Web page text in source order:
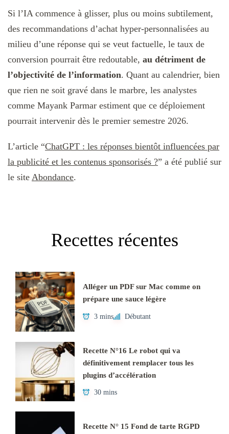
Si l’IA commence à glisser, plus ou moins subtilement,
des recommandations d’achat hyper-personnalisées au
milieu d’une réponse qui se veut factuelle, le taux de
conversion pourrait être redoutable, au détriment de
l’objectivité de l’information. Quant au calendrier, bien
que rien ne soit gravé dans le marbre, les analystes
comme Mayank Parmar estiment que ce déploiement
pourrait intervenir dès le premier semestre 2026.
L’article “ChatGPT : les réponses bientôt influencées par
la publicité et les contenus sponsorisés ?” a été publié sur
le site Abondance.
Recettes récentes
Alléger un PDF sur Mac comme on
prépare une sauce légère
3 mins Débutant
Recette N°16 Le robot qui va
définitivement remplacer tous les
plugins d’accélération
30 mins
Recette N° 15 Fond de tarte RGPD